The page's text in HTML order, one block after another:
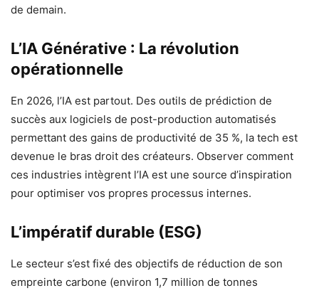
de demain.
L’IA Générative : La révolution
opérationnelle
En 2026, l’IA est partout. Des outils de prédiction de
succès aux logiciels de post-production automatisés
permettant des gains de productivité de 35 %, la tech est
devenue le bras droit des créateurs. Observer comment
ces industries intègrent l’IA est une source d’inspiration
pour optimiser vos propres processus internes.
L’impératif durable (ESG)
Le secteur s’est fixé des objectifs de réduction de son
empreinte carbone (environ 1,7 million de tonnes